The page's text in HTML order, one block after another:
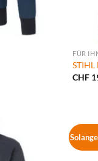
FÜR
STIHL
CHF